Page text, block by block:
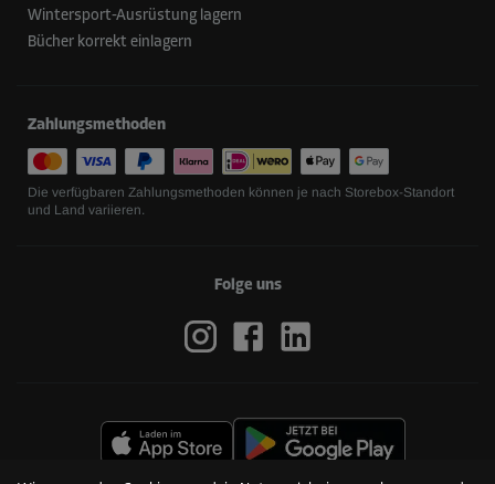
Wintersport-Ausrüstung lagern
Bücher korrekt einlagern
Zahlungsmethoden
Die verfügbaren Zahlungsmethoden können je nach Storebox-Standort
und Land variieren.
Folge uns